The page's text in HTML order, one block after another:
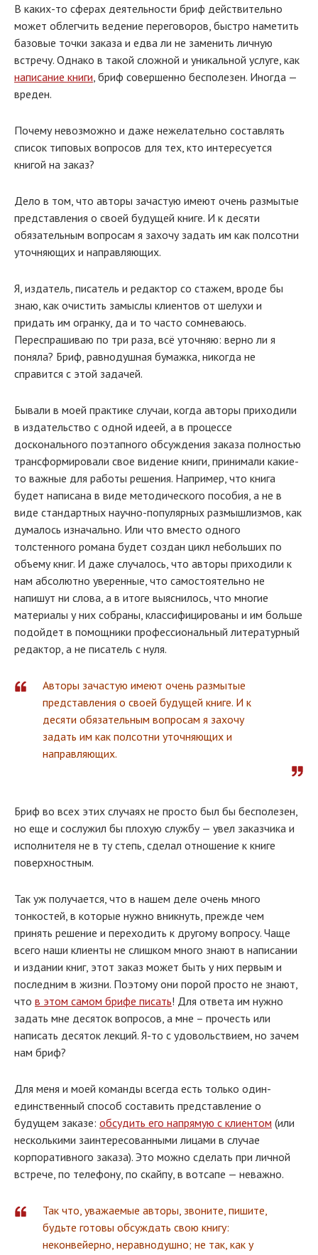
В каких-то сферах деятельности бриф действительно
может облегчить ведение переговоров, быстро наметить
базовые точки заказа и едва ли не заменить личную
встречу. Однако в такой сложной и уникальной услуге, как
написание книги , бриф совершенно бесполезен. Иногда —
вреден.
Почему невозможно и даже нежелательно составлять
список типовых вопросов для тех, кто интересуется
книгой на заказ?
Дело в том, что авторы зачастую имеют очень размытые
представления о своей будущей книге. И к десяти
обязательным вопросам я захочу задать им как полсотни
уточняющих и направляющих.
Я, издатель, писатель и редактор со стажем, вроде бы
знаю, как очистить замыслы клиентов от шелухи и
придать им огранку, да и то часто сомневаюсь.
Переспрашиваю по три раза, всё уточняю: верно ли я
поняла? Бриф, равнодушная бумажка, никогда не
справится с этой задачей.
Бывали в моей практике случаи, когда авторы приходили
в издательство с одной идеей, а в процессе
досконального поэтапного обсуждения заказа полностью
трансформировали свое видение книги, принимали какие-
то важные для работы решения. Например, что книга
будет написана в виде методического пособия, а не в
виде стандартных научно-популярных размышлизмов, как
думалось изначально. Или что вместо одного
толстенного романа будет создан цикл небольших по
объему книг. И даже случалось, что авторы приходили к
нам абсолютно уверенные, что самостоятельно не
напишут ни слова, а в итоге выяснилось, что многие
материалы у них собраны, классифицированы и им больше
подойдет в помощники профессиональный литературный
редактор, а не писатель с нуля.
Авторы зачастую имеют очень размытые
представления о своей будущей книге. И к
десяти обязательным вопросам я захочу
задать им как полсотни уточняющих и
направляющих.
Бриф во всех этих случаях не просто был бы бесполезен,
но еще и сослужил бы плохую службу — увел заказчика и
исполнителя не в ту степь, сделал отношение к книге
поверхностным.
Так уж получается, что в нашем деле очень много
тонкостей, в которые нужно вникнуть, прежде чем
принять решение и переходить к другому вопросу. Чаще
всего наши клиенты не слишком много знают в написании
и издании книг, этот заказ может быть у них первым и
последним в жизни. Поэтому они порой просто не знают,
что в этом самом брифе писать! Для ответа им нужно
задать мне десяток вопросов, а мне – прочесть или
написать десяток лекций. Я-то с удовольствием, но зачем
нам бриф?
Для меня и моей команды всегда есть только один-
единственный способ составить представление о
будущем заказе: обсудить его напрямую с клиентом (или
несколькими заинтересованными лицами в случае
корпоративного заказа). Это можно сделать при личной
встрече, по телефону, по скайпу, в вотсапе — неважно.
Так что, уважаемые авторы, звоните, пишите,
будьте готовы обсуждать свою книгу:
неконвейерно, неравнодушно; не так, как у